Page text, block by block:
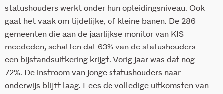
statushouders werkt onder hun opleidingsniveau. Ook
gaat het vaak om tijdelijke, of kleine banen. De 286
gemeenten die aan de jaarlijkse monitor van KIS
meededen, schatten dat 63% van de statushouders
een bijstandsuitkering krijgt. Vorig jaar was dat nog
72%. De instroom van jonge statushouders naar
onderwijs blijft laag. Lees de volledige uitkomsten van